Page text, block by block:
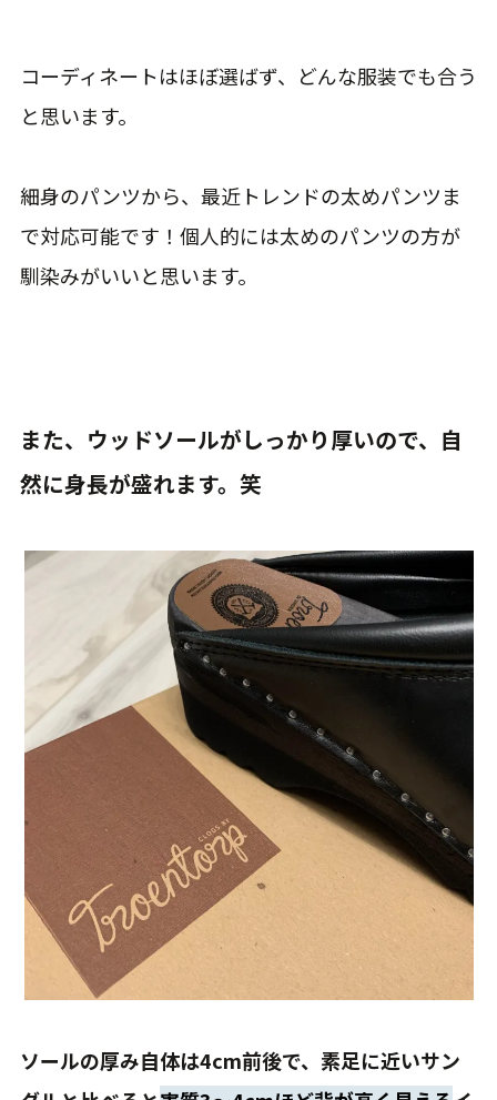
コーディネートはほぼ選ばず、どんな服装でも合う
と思います。
細身のパンツから、最近トレンドの太めパンツま
で対応可能です！個人的には太めのパンツの方が
馴染みがいいと思います。
また、ウッドソールがしっかり厚いので、自
然に身長が盛れます。笑
ソールの厚み自体は4cm前後で、素足に近いサン